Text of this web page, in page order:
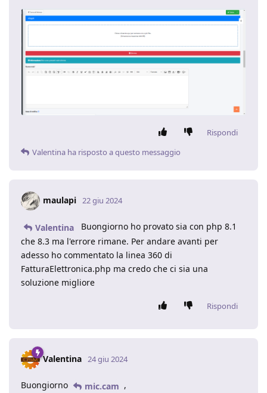
Rispondi
Valentina ha risposto a questo messaggio
maulapi 22 giu 2024
Valentina
Buongiorno ho provato sia con php 8.1
che 8.3 ma l'errore rimane. Per andare avanti per
adesso ho commentato la linea 360 di
FatturaElettronica.php ma credo che ci sia una
soluzione migliore
Rispondi
Valentina 24 giu 2024
Buongiorno mic.cam ,